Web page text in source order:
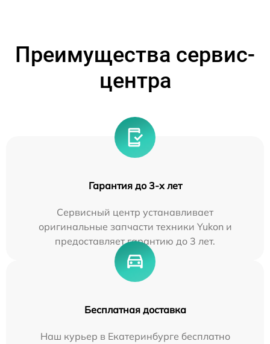
Преимущества сервис-
центра
Гарантия до 3-х лет
Сервисный центр устанавливает
оригинальные запчасти техники Yukon и
предоставляет гарантию до 3 лет.
Бесплатная доставка
Наш курьер в Екатеринбурге бесплатно